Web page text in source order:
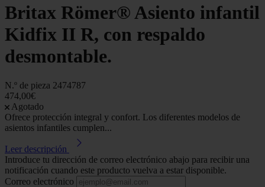
Britax Römer® Asiento infantil
Kidfix II R, con respaldo
desmontable.
N.º de pieza 2474787
474,00€
Agotado
Ofrece protección integral y confort. Los diferentes modelos de
asientos infantiles cumplen...
Leer descripción
Introduce tu dirección de correo electrónico abajo para recibir una
notificación cuando este producto vuelva a estar disponible.
Correo electrónico